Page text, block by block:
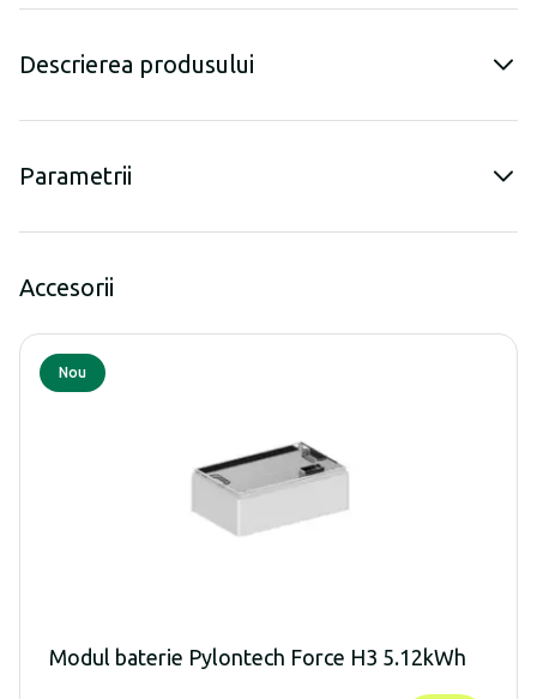
Descrierea produsului
Parametrii
Accesorii
Nou
Modul baterie Pylontech Force H3 5.12kWh